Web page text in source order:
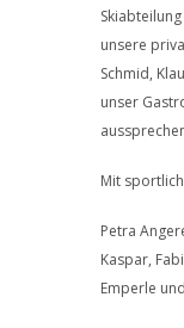
unsere
Schmid,
unser
Mit
Petra
Kaspar,
Emperle